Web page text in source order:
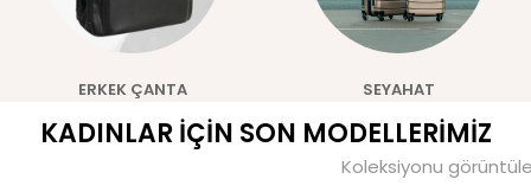
ERKEK ÇANTA SEYAHAT
KADINLAR İÇİN SON MODELLERİMİZ
Koleksiyonu